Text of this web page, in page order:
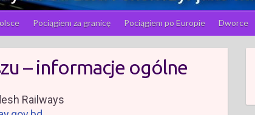
Pociągiem za granicę Pociągiem po Europie Dworce
– informacje ogólne
Railways